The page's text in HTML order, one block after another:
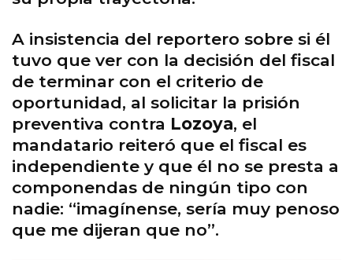
A insistencia del reportero sobre si él
tuvo que ver con la decisión del fiscal
de terminar con el criterio de
oportunidad, al solicitar la prisión
preventiva contra Lozoya, el
mandatario reiteró que el fiscal es
independiente y que él no se presta a
componendas de ningún tipo con
nadie: “imagínense, sería muy penoso
que me dijeran que no”.